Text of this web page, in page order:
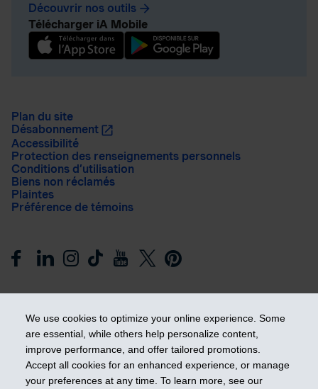
We use cookies to optimize your online experience. Some
are essential, while others help personalize content,
improve performance, and offer tailored promotions.
Accept all cookies for an enhanced experience, or manage
your preferences at any time. To learn more, see our
Découvrir nos outils arrow_forward
Télécharger iA Mobile
Plan du site
Désabonnement
Accessibilité
Protection des renseignements personnels
Conditions d’utilisation
Biens non réclamés
Plaintes
Préférence de témoins
Prendre les devants